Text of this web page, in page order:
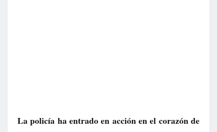
La policía ha entrado en acción en el corazón de